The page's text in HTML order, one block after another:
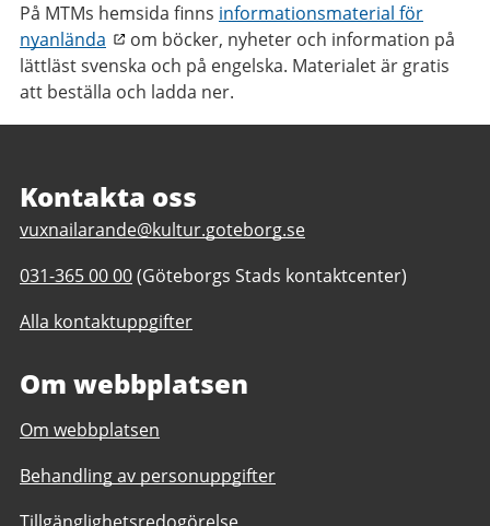
På MTMs hemsida finns informationsmaterial för
nyanlända
om böcker, nyheter och information på
lättläst svenska och på engelska. Materialet är gratis
att beställa och ladda ner.
Kontakta oss
E
p
s
t
l
l
V
u
vuxnailarande@kultur.goteborg.se
T
l
f
n
u
m
031-365 00 00(Göteborgs Stads kontaktcenter)
Alla kontaktuppgifter
Om webbplatsen
Om webbplatsen
Behandling av personuppgifter